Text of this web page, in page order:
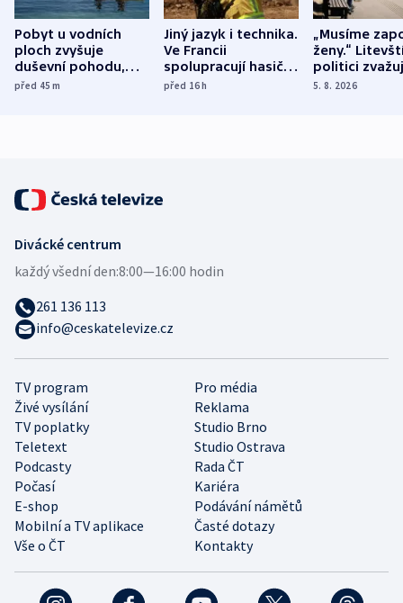
Pobyt u vodních
ploch zvyšuje
duševní pohodu,
ukázala
před 45m
Jiný jazyk i technika.
Ve Francii
spolupracují hasiči z
různých zemí
před 16h
„Musíme
ženy.“
politici
dohodu o
5. 8. 2026
TV program
Pro média
Živé vysílání
Reklama
TV poplatky
Studio Brno
Teletext
Studio Ostrava
Podcasty
Rada ČT
Počasí
Kariéra
E-shop
Podávání námětů
Mobilní a TV aplikace
Časté dotazy
Vše o ČT
Kontakty
Divácké centrum
každý všední den:8:00—16:00 hodin
261 136 113
info@ceskatelevize.cz